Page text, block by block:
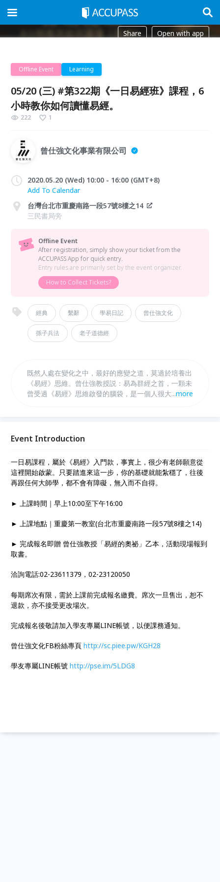
Share Open with app
Offline Event Learning
05/20 (三) #第322期《一日易經班》課程，6
小時教你如何讀懂易經。
222 1
曾仕強文化事業有限公司
2020.05.20 (Wed) 10:00 - 16:00 (GMT+8)
Add To Calendar
台灣台北市重慶南路一段57號8樓之14
三民書局旁
Offline Event
After registration, simply show your ticket from the
ACCUPASS App for quick entry.
Entry rules are primarily set by the event organizer.
How to Collect Tickets?
經典 繫辭 學易日記 曾仕強文化
孫子兵法 老子道德經
既然人處在變化之中，最好的應變之道，莫過於培養出
《易經》思維。曾仕強教授説：易為群經之首，一顆未
曾受過《易經》思維啟發的腦袋，是一個人很大的損
礙，無入而不自得。 《一日易經班》課程，6小時教你
...more
Event Introduction
一日易課程，屬於《易經》入門款，事實上，很少有老師願意從
這裡開始啟蒙。只要踏進來這一步，你的基礎就能紮穩了，往後
再跟任何大師學，都不會有障礙，無入而不自得。
► 上課時間｜早上10:00至下午16:00
► 上課地點｜重慶第一教室(台北市重慶南路一段57號8樓之14)
► 完成報名即贈 曾仕強教授「易經的奧祕」乙本，活動現場報到
取書。
洽詢電話:02-23611379，02-23120050
每期席次有限，需於上課前完成報名繳費。席次一旦售出，恕不
退款，亦不接受更改場次。
完成報名後敬請加入學友專屬LINE帳號，以便課務通知。
曾仕強文化FB粉絲專頁http://sc.piee.pw/KGH28
學友專屬LINE帳號http://pse.im/5LDG8